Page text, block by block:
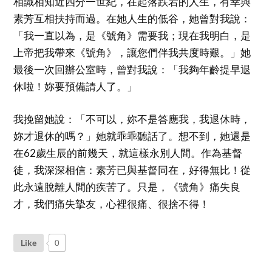
素芳互相扶持而過。在她人生的低谷，她曾對我說：
「我一直以為，是《號角》需要我；現在我明白，是
上帝把我帶來《號角》，讓您們伴我共度時艱。」她
最後一次回辦公室時，曾對我說：「我夠年齡提早退
休啦！妳要預備請人了。」
我挽留她說：「不可以，妳不是答應我，我退休時，
妳才退休的嗎？」她就乖乖聽話了。想不到，她還是
在62歲生辰的前幾天，就這樣永別人間。作為基督
徒，我深深相信：素芳已與基督同在，好得無比！從
此永遠脫離人間的疾苦了。只是，《號角》痛失良
才，我們痛失摯友，心裡很痛、很捨不得！
Like 0